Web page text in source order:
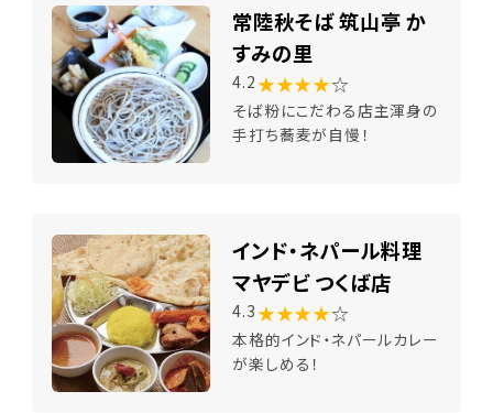
常陸秋そば 筑山亭 か
すみの里
4.2 ★★★★☆
そば粉にこだわる店主渾身の
手打ち蕎麦が自慢！
インド・ネパール料理
マヤデビ つくば店
4.3 ★★★★☆
本格的インド・ネパールカレー
が楽しめる！